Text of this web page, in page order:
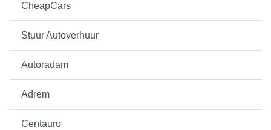
CheapCars
Stuur Autoverhuur
Autoradam
Adrem
Centauro